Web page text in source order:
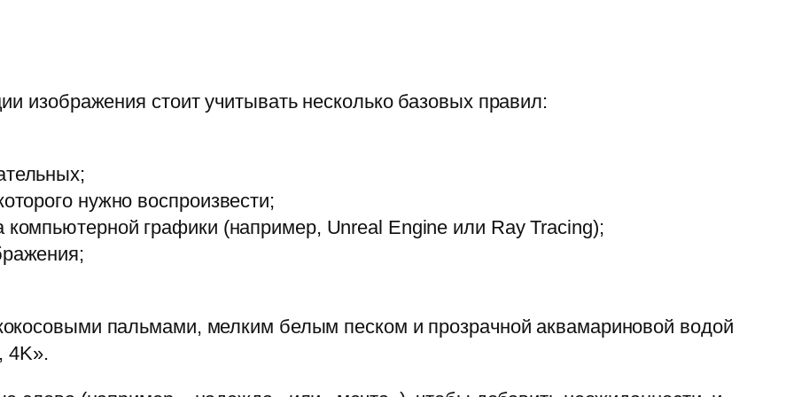
изображения стоит учитывать несколько базовых правил:
нужно воспроизвести;
компьютерной графики (например, Unreal Engine или Ray Tracing);
пальмами, мелким белым песком и прозрачной аквамариновой водой
4K».